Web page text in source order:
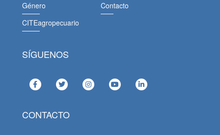
Género
CITEagropecuario
Contacto
SÍGUENOS
CONTACTO